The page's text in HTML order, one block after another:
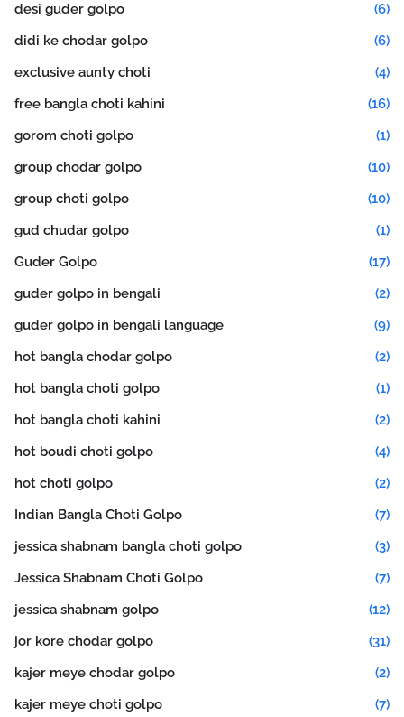
desi guder golpo
(6)
didi ke chodar golpo
(6)
exclusive aunty choti
(4)
free bangla choti kahini
(16)
gorom choti golpo
(1)
group chodar golpo
(10)
group choti golpo
(10)
gud chudar golpo
(1)
Guder Golpo
(17)
guder golpo in bengali
(2)
guder golpo in bengali language
(9)
hot bangla chodar golpo
(2)
hot bangla choti golpo
(1)
hot bangla choti kahini
(2)
hot boudi choti golpo
(4)
hot choti golpo
(2)
Indian Bangla Choti Golpo
(7)
jessica shabnam bangla choti golpo
(3)
Jessica Shabnam Choti Golpo
(7)
jessica shabnam golpo
(12)
jor kore chodar golpo
(31)
kajer meye chodar golpo
(2)
kajer meye choti golpo
(7)